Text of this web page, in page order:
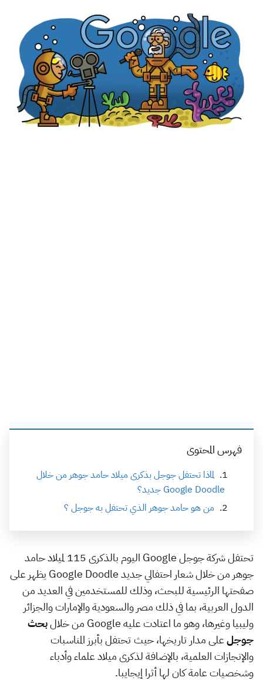
فهرس المحتوى
لماذا تحتفل جوجل بذكرى ميلاد حامد جوهر من خلال
Google Doodle جديد؟
من هو حامد جوهر الذي تحتفل به جوجل ؟
تحتفل شركة جوجل Google اليوم بالذكرى 115 لميلاد حامد
جوهر من خلال شعار احتفالي جديد Google Doodle يظهر على
صفحتها الرئيسية للبحث، وذلك للمستخدمين في العديد من
الدول العربية، بما في ذلك مصر والسعودية والإمارات والجزائر
وليبيا وغيرها، وهو ما اعتادت عليه Google من خلال
بحث
جوجلعلى مدار تاريخها، حيث تحتفل بأبرز المناسبات
والإنجازات العلمية، بالإضافة لذكرى ميلاد علماء وأدباء
وشخصيات عامة كان لها أثرا إيجايبا.